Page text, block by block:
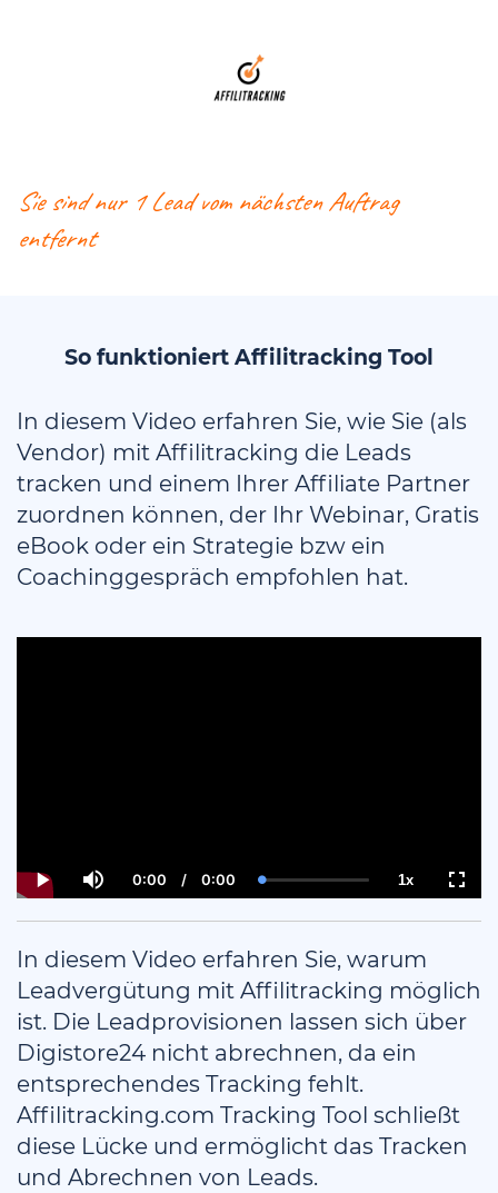
Sie sind nur 1 Lead vom nächsten Auftrag
entfernt
So funktioniert Affilitracking Tool
In diesem Video erfahren Sie, wie Sie (als
Vendor) mit Affilitracking die Leads
tracken und einem Ihrer Affiliate Partner
zuordnen können, der Ihr Webinar, Gratis
eBook oder ein Strategie bzw ein
Coachinggespräch empfohlen hat.
Play Mute
Current
Time
0:00 / Duration
0:00 Loaded:
0.00%
1xPlayback
Rate
In diesem Video erfahren Sie, warum
Leadvergütung mit Affilitracking möglich
ist. Die Leadprovisionen lassen sich über
Digistore24 nicht abrechnen, da ein
entsprechendes Tracking fehlt.
Affilitracking.com Tracking Tool schließt
diese Lücke und ermöglicht das Tracken
und Abrechnen von Leads.